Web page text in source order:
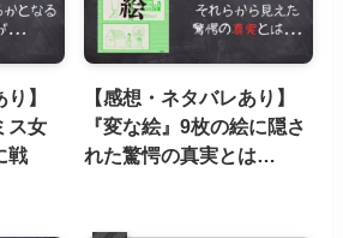
】
ス女
戦
【感想・ネタバレあり】
『変な絵』9枚の絵に隠さ
れた驚愕の真実とは…